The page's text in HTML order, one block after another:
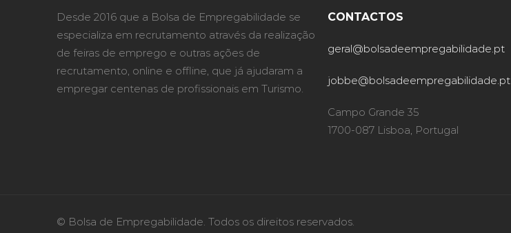
Desde 2016 que a Bolsa de Empregabilidade se
especializa em recrutamento através da realização
de feiras de emprego e outras ações de
recrutamento, online e offline, que já ajudaram a
empregar centenas de profissionais em Turismo.
CONTACTOS
geral@bolsadeempregabilidade.pt
jobbe@bolsadeempregabilidade.pt
Campo Grande 35
1700-087 Lisboa, Portugal
© Bolsa de Empregabilidade. Todos os direitos reservados.